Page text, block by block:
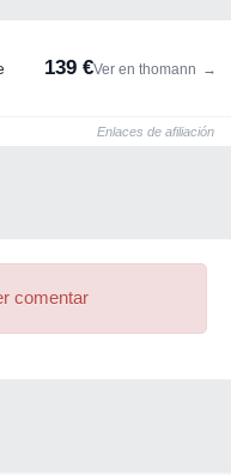
139 €Ver en thomann →
Enlaces de afiliación
comentar